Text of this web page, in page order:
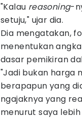
"Kalau reasoning-
setuju," ujar dia.
Dia mengatakan,
menentukan
dasar pemikiran
"Jadi bukan harga
berapapun yang
ngajaknya yang
menurut saya